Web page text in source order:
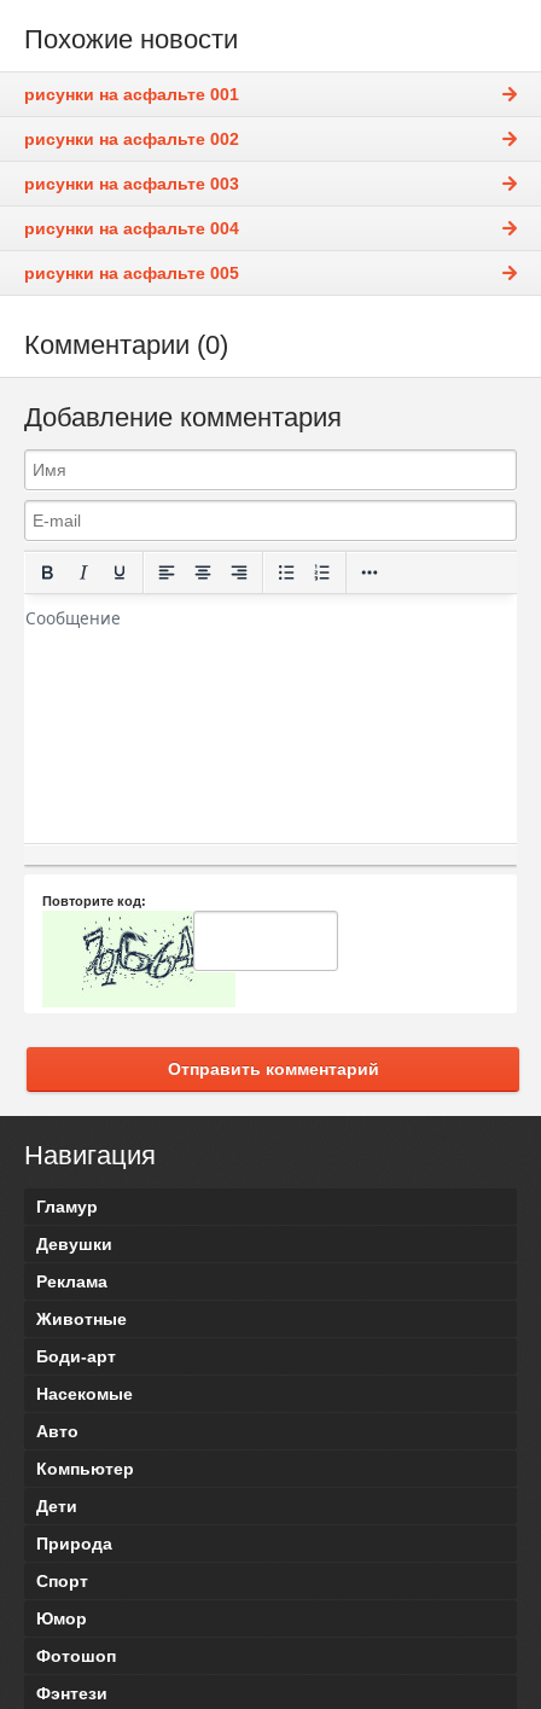
Похожие новости
рисунки на асфальте 001
рисунки на асфальте 002
рисунки на асфальте 003
рисунки на асфальте 004
рисунки на асфальте 005
Комментарии (0)
Добавление комментария
Повторите код:
Отправить комментарий
Навигация
Гламур
Девушки
Реклама
Животные
Боди-арт
Насекомые
Авто
Компьютер
Дети
Природа
Спорт
Юмор
Фотошоп
Фэнтези